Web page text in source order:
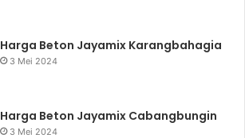
Harga Beton Jayamix Karangbahagia
3 Mei 2024
Harga Beton Jayamix Cabangbungin
3 Mei 2024